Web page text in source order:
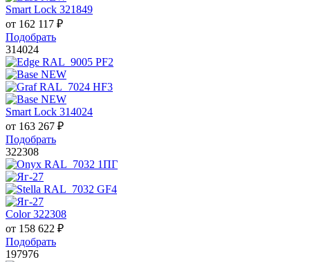
Smart Lock 321849
от 162 117 ₽
Подобрать
314024
Smart Lock 314024
от 163 267 ₽
Подобрать
322308
Color 322308
от 158 622 ₽
Подобрать
197976